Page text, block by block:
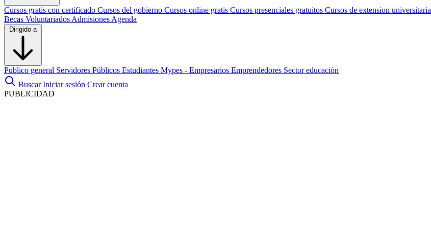
Cursos gratis con certificado Cursos del gobierno Cursos online gratis Cursos presenciales gratuitos Cursos de extension universitaria
Becas Voluntariados Admisiones Agenda
Dirigido a
Publico general Servidores Públicos Estudiantes Mypes - Empresarios Emprendedores Sector educación
Buscar Iniciar sesión Crear cuenta
PUBLICIDAD